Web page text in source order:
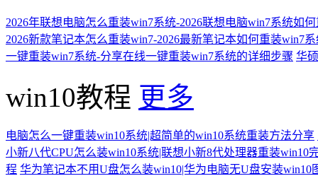
2026年联想电脑怎么重装win7系统-2026联想电脑win7系统如
2026新款笔记本怎么重装win7-2026最新笔记本如何重装win7
一键重装win7系统-分享在线一键重装win7系统的详细步骤 华
win10教程 更多
电脑怎么一键重装win10系统|超简单的win10系统重装方法分享
小新八代CPU怎么装win10系统|联想小新8代处理器重装win10
程 华为笔记本不用U盘怎么装win10|华为电脑无U盘安装win10